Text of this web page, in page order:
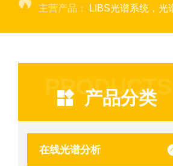
主营产品： LIBS光谱系统，光谱水质探头
PRODUCTS
产品分类
在线光谱分析